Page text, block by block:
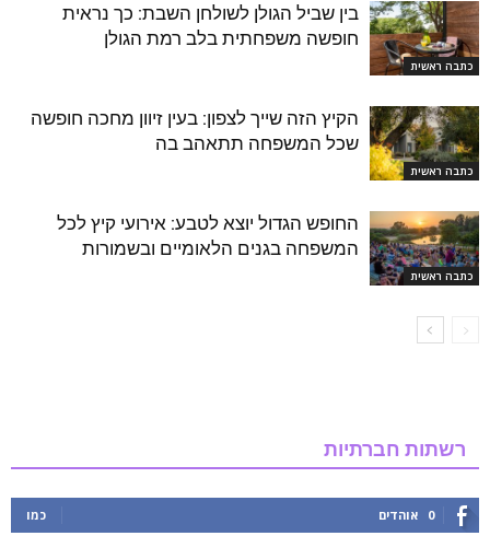
כתבה ראשית
בין שביל הגולן לשולחן השבת: כך נראית
חופשה משפחתית בלב רמת הגולן
כתבה ראשית
הקיץ הזה שייך לצפון: בעין זיוון מחכה חופשה
שכל המשפחה תתאהב בה
כתבה ראשית
החופש הגדול יוצא לטבע: אירועי קיץ לכל
המשפחה בגנים הלאומיים ובשמורות
רשתות חברתיות
0 אוהדים כמו